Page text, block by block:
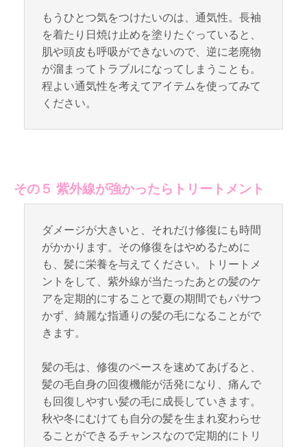
もうひとつ気をつけたいのは、通気性。長袖
を着たり日焼け止めを塗りたぐっていると、
肌や頭皮も呼吸ができないので、逆に老廃物
が溜まってトラブルになってしまうことも。
程よい通気性を考えてアイテムを使ってみて
ください。
その５ 紫外線が強かったらトリートメント
ダメージが大きいと、それだけ修復にも時間
がかかります。その修復をはやめるために
も、髪に栄養を与えてください。トリートメ
ントをして、紫外線が当たったあとの髪のケ
アを定期的にすることで夏の期間でもパサつ
かず、綺麗な指通りの髪の毛になることがで
きます。
髪の毛は、修復のペースを速めてあげると、
髪の毛自身の回復機能が活発になり、痛んで
も回復しやすい髪の毛に成長していきます。
秋や冬にむけても自分の髪を生まれ変わらせ
ることができるチャンスなので定期的にトリ